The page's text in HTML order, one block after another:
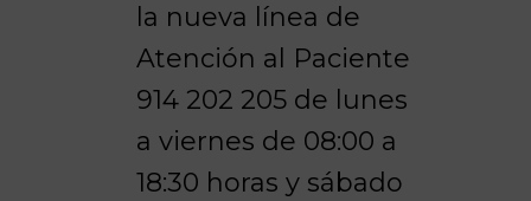
la nueva línea de
Atención al Paciente
914 202 205 de lunes
a viernes de 08:00 a
18:30 horas y sábado